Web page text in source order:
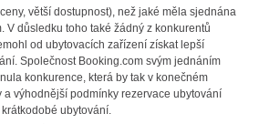
větší dostupnost), než jaké měla sjednána
V důsledku toho také žádný z konkurentů
od ubytovacích zařízení získat lepší
Společnost Booking.com svým jednáním
konkurence, která by tak v konečném
výhodnější podmínky rezervace ubytování
ubytování.